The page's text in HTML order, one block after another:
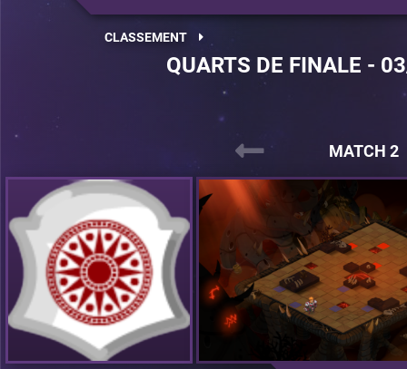
CLASSEMENT
QUARTS DE FINALE -
MATCH 2